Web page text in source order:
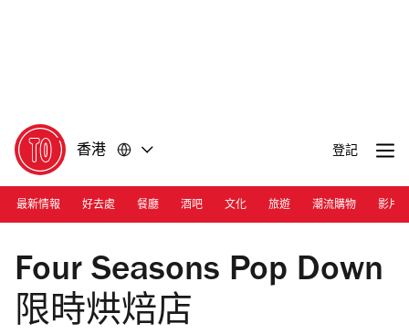
香港 登記
最新情報 好去處 餐廳 酒吧 文化 旅遊 潮流購物 影片
Four Seasons Pop Down
限時烘焙店